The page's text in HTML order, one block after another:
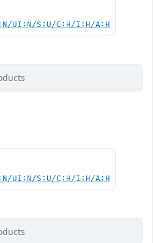
UI:N/S:U/C:H/I:H/A:H
UI:N/S:U/C:H/I:H/A:H